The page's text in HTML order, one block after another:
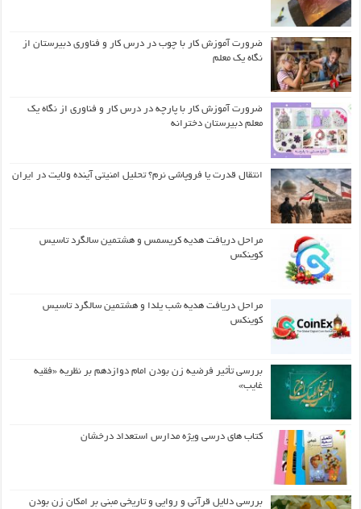
ضرورت آموزش کار با چوب در درس کار و فناوری دبیرستان از
نگاه یک معلم
ضرورت آموزش کار با پارچه در درس کار و فناوری از نگاه یک
معلم دبیرستان دخترانه
انتقال قدرت یا فروپاشی نرم؟ تحلیل امنیتی آینده ولایت در ایران
مراحل دریافت هدیه کریسمس و هشتمین سالگرد تاسیس
کوینکس
مراحل دریافت هدیه شب یلدا و هشتمین سالگرد تاسیس
کوینکس
بررسی تأثیر فرضیه زن بودن امام دوازدهم بر نظریه «فقیه
غایب»
کتاب های درسی ویژه مدارس استعداد درخشان
بررسی دلایل قرآنی و روایی و تاریخی مبنی بر امکان زن بودن